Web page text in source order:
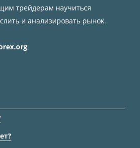
трейдерам научиться
и анализировать рынок.